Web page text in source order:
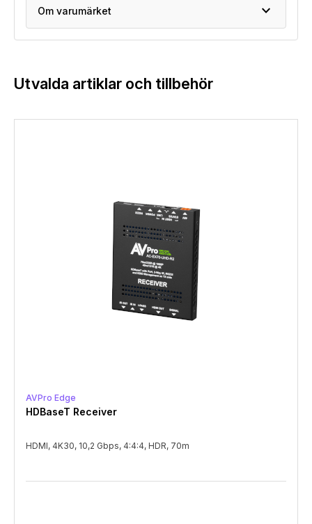
Om varumärket expand_more
Utvalda artiklar och tillbehör
AVPro Edge
HDBaseT Receiver
HDMI, 4K30, 10,2 Gbps, 4:4:4, HDR, 70m